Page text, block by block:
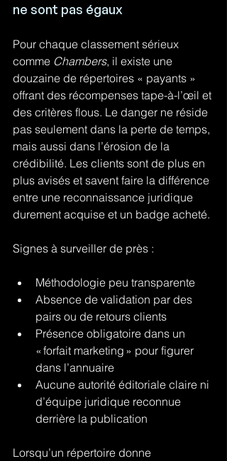
ne sont pas égaux
Pour chaque classement sérieux
comme Chambers, il existe une
douzaine de répertoires « payants »
offrant des récompenses tape-à-l’œil et
des critères flous. Le danger ne réside
pas seulement dans la perte de temps,
mais aussi dans l’érosion de la
crédibilité. Les clients sont de plus en
plus avisés et savent faire la différence
entre une reconnaissance juridique
durement acquise et un badge acheté.
Signes à surveiller de près :
Méthodologie peu transparente
Absence de validation par des
pairs ou de retours clients
Présence obligatoire dans un
« forfait marketing » pour figurer
dans l’annuaire
Aucune autorité éditoriale claire ni
d’équipe juridique reconnue
derrière la publication
Lorsqu’un répertoire donne